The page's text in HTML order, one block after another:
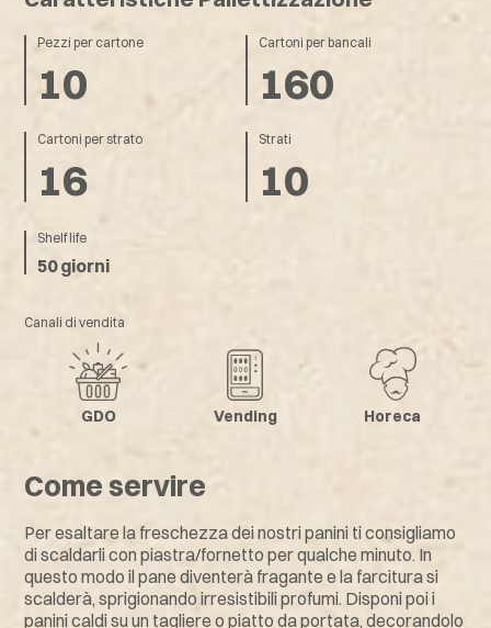
Shelf life
50 giorni
Pezzi per cartone
10
Cartoni per bancali
160
Cartoni per strato
16
Strati
10
Canali di vendita
GDO Vending Horeca
Come servire
Per esaltare la freschezza dei nostri panini ti consigliamo
di scaldarli con piastra/fornetto per qualche minuto. In
questo modo il pane diventerà fragante e la farcitura si
scalderà, sprigionando irresistibili profumi. Disponi poi i
panini caldi su un tagliere o piatto da portata, decorandolo